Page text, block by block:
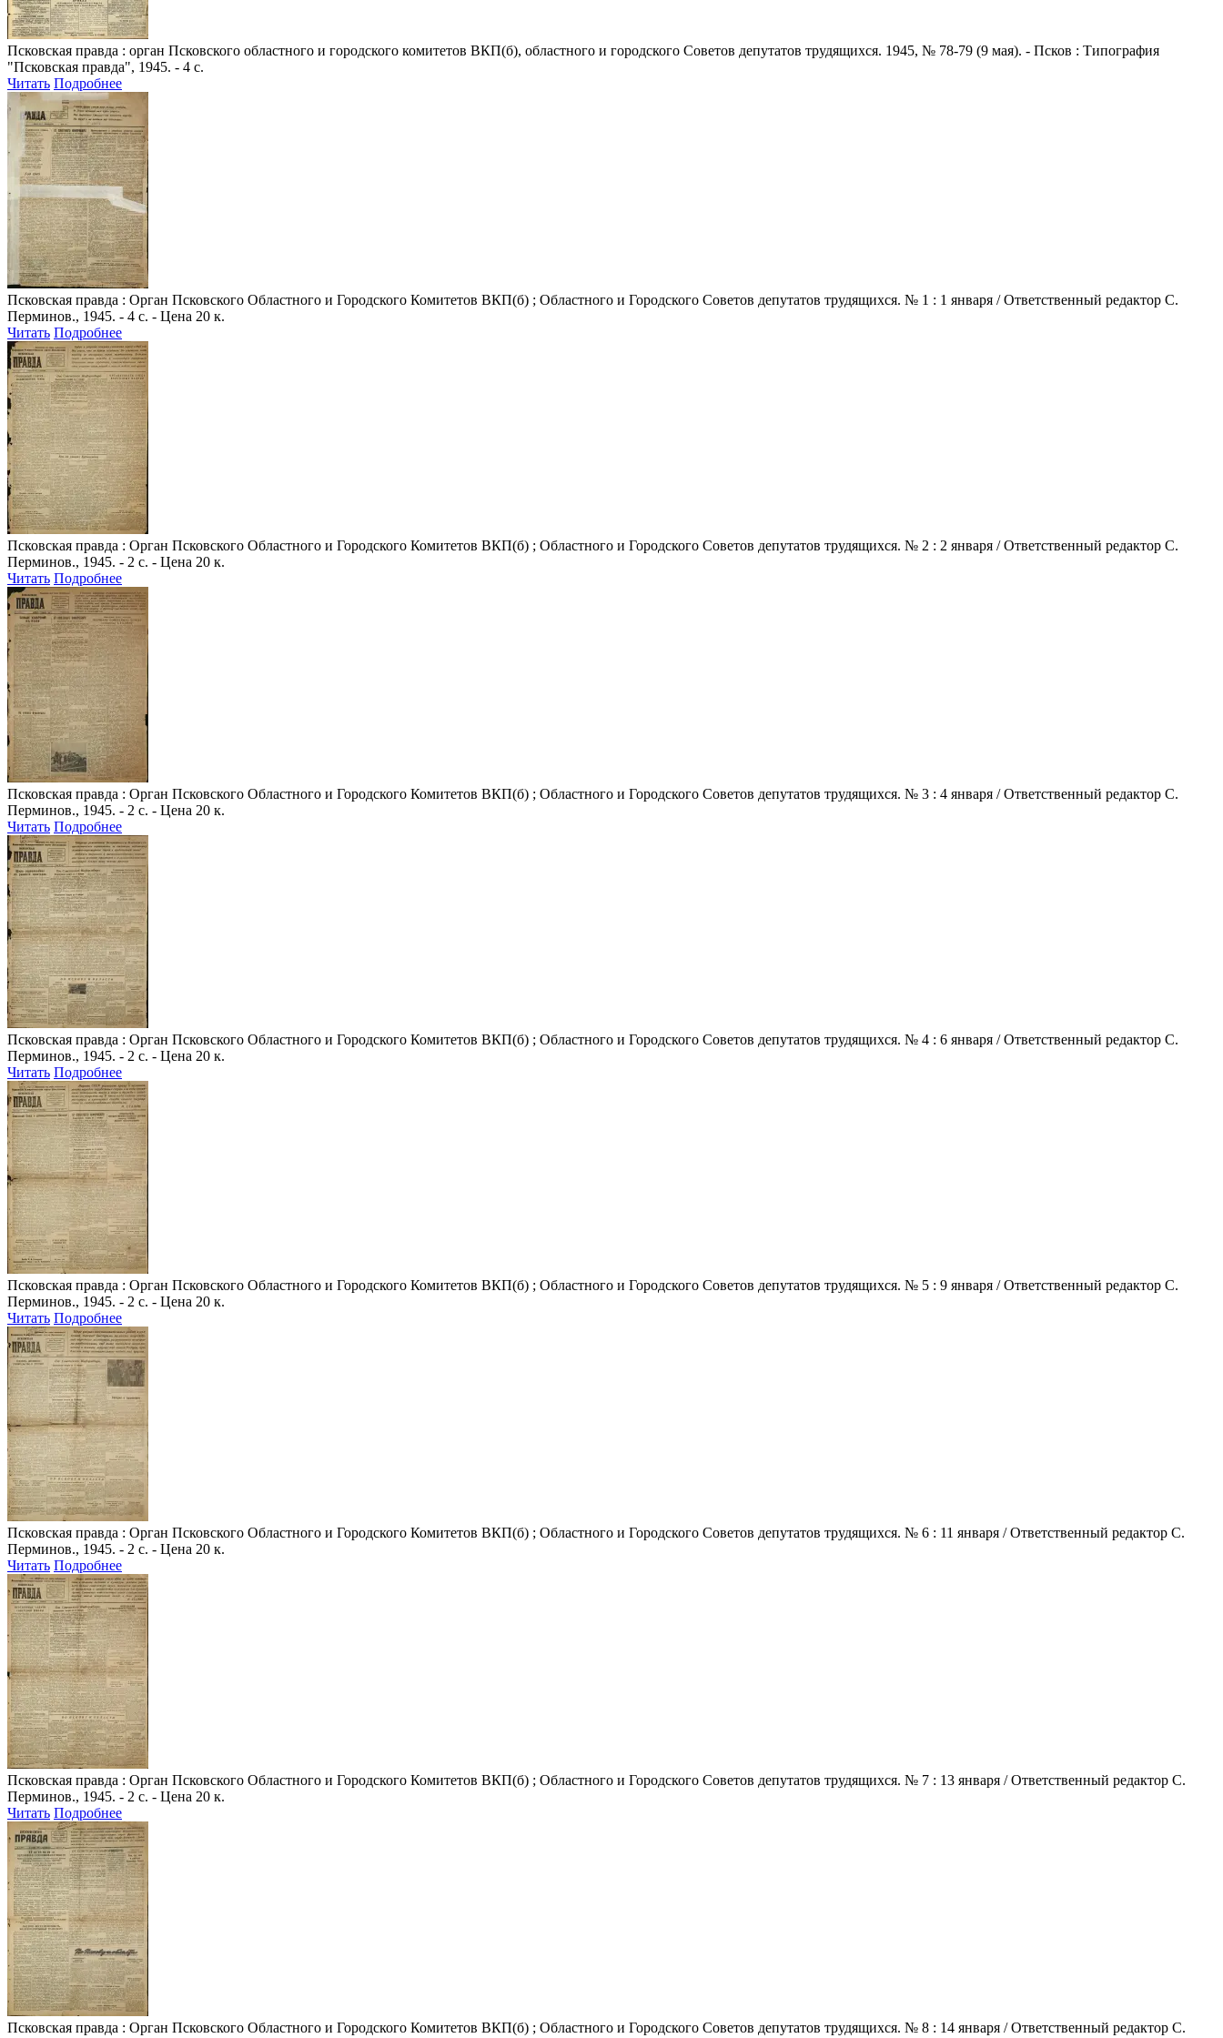
Псковская правда : орган Псковского областного и городского комитетов ВКП(б), областного и городского Советов депутатов трудящихся. 1945, № 78-79 (9 мая). - Псков : Типография
"Псковская правда", 1945. - 4 с.
Читать Подробнее
Псковская правда : Орган Псковского Областного и Городского Комитетов ВКП(б) ; Областного и Городского Советов депутатов трудящихся. № 1 : 1 января / Ответственный редактор С.
Перминов., 1945. - 4 с. - Цена 20 к.
Читать Подробнее
Псковская правда : Орган Псковского Областного и Городского Комитетов ВКП(б) ; Областного и Городского Советов депутатов трудящихся. № 2 : 2 января / Ответственный редактор С.
Перминов., 1945. - 2 с. - Цена 20 к.
Читать Подробнее
Псковская правда : Орган Псковского Областного и Городского Комитетов ВКП(б) ; Областного и Городского Советов депутатов трудящихся. № 3 : 4 января / Ответственный редактор С.
Перминов., 1945. - 2 с. - Цена 20 к.
Читать Подробнее
Псковская правда : Орган Псковского Областного и Городского Комитетов ВКП(б) ; Областного и Городского Советов депутатов трудящихся. № 4 : 6 января / Ответственный редактор С.
Перминов., 1945. - 2 с. - Цена 20 к.
Читать Подробнее
Псковская правда : Орган Псковского Областного и Городского Комитетов ВКП(б) ; Областного и Городского Советов депутатов трудящихся. № 5 : 9 января / Ответственный редактор С.
Перминов., 1945. - 2 с. - Цена 20 к.
Читать Подробнее
Псковская правда : Орган Псковского Областного и Городского Комитетов ВКП(б) ; Областного и Городского Советов депутатов трудящихся. № 6 : 11 января / Ответственный редактор С.
Перминов., 1945. - 2 с. - Цена 20 к.
Читать Подробнее
Псковская правда : Орган Псковского Областного и Городского Комитетов ВКП(б) ; Областного и Городского Советов депутатов трудящихся. № 7 : 13 января / Ответственный редактор С.
Перминов., 1945. - 2 с. - Цена 20 к.
Читать Подробнее
Псковская правда : Орган Псковского Областного и Городского Комитетов ВКП(б) ; Областного и Городского Советов депутатов трудящихся. № 8 : 14 января / Ответственный редактор С.